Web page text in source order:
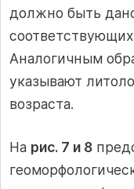
должно быть
Аналогичным
указывают
возраста.
На рис. 7 и 8